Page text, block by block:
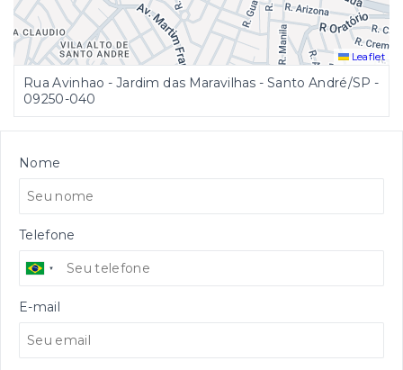
Leaflet
Rua Avinhao - Jardim das Maravilhas - Santo André/SP -
09250-040
Nome
Telefone
E-mail